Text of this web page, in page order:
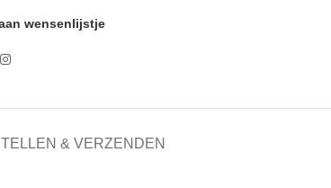
wensenlijstje
& VERZENDEN